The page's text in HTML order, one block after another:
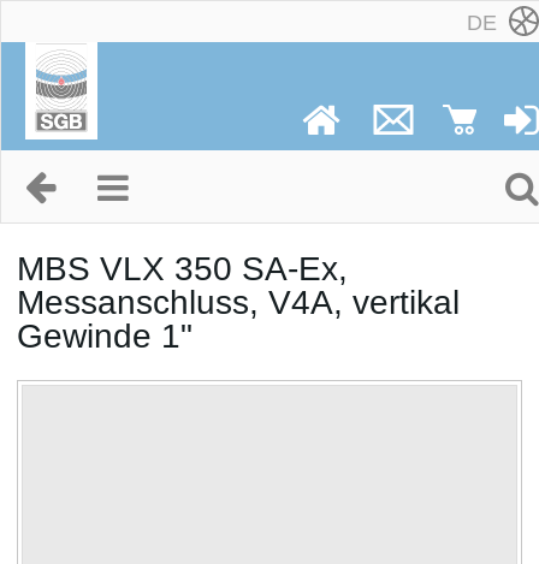
DE
MBS VLX 350 SA-Ex,
Messanschluss, V4A, vertikal
Gewinde 1"